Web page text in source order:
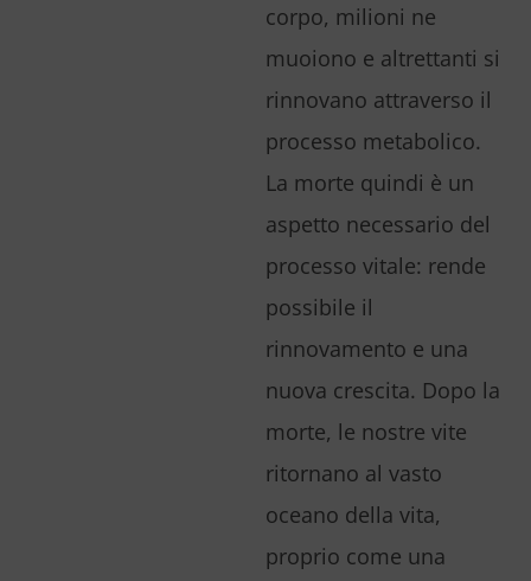
corpo, milioni ne
muoiono e altrettanti si
rinnovano attraverso il
processo metabolico.
La morte quindi è un
aspetto necessario del
processo vitale: rende
possibile il
rinnovamento e una
nuova crescita. Dopo la
morte, le nostre vite
ritornano al vasto
oceano della vita,
proprio come una